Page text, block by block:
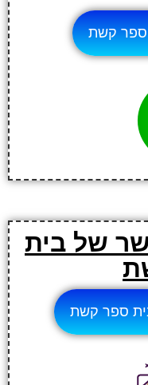
קשת
של בית
ספר קשת